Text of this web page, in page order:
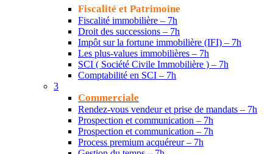
Fiscalité et Patrimoine
Fiscalité immobilière – 7h
Droit des successions – 7h
Impôt sur la fortune immobilière (IFI) – 7h
Les plus-values immobilières – 7h
SCI ( Société Civile Immobilière ) – 7h
Comptabilité en SCI – 7h
3
Commerciale
Rendez-vous vendeur et prise de mandats – 7h
Prospection et communication – 7h
Prospection et communication – 7h
Process premium acquéreur – 7h